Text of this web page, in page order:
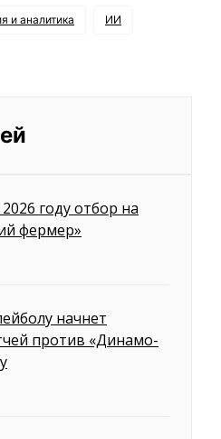
и аналитика ИИ
году отбор на
фермер»
начнет
против «Динамо-